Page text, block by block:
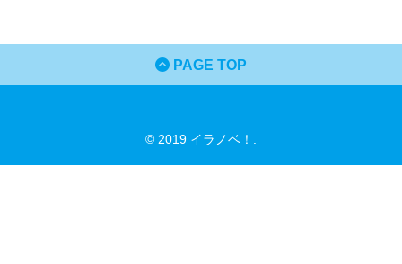
PAGE TOP
© 2019 イラノベ！.